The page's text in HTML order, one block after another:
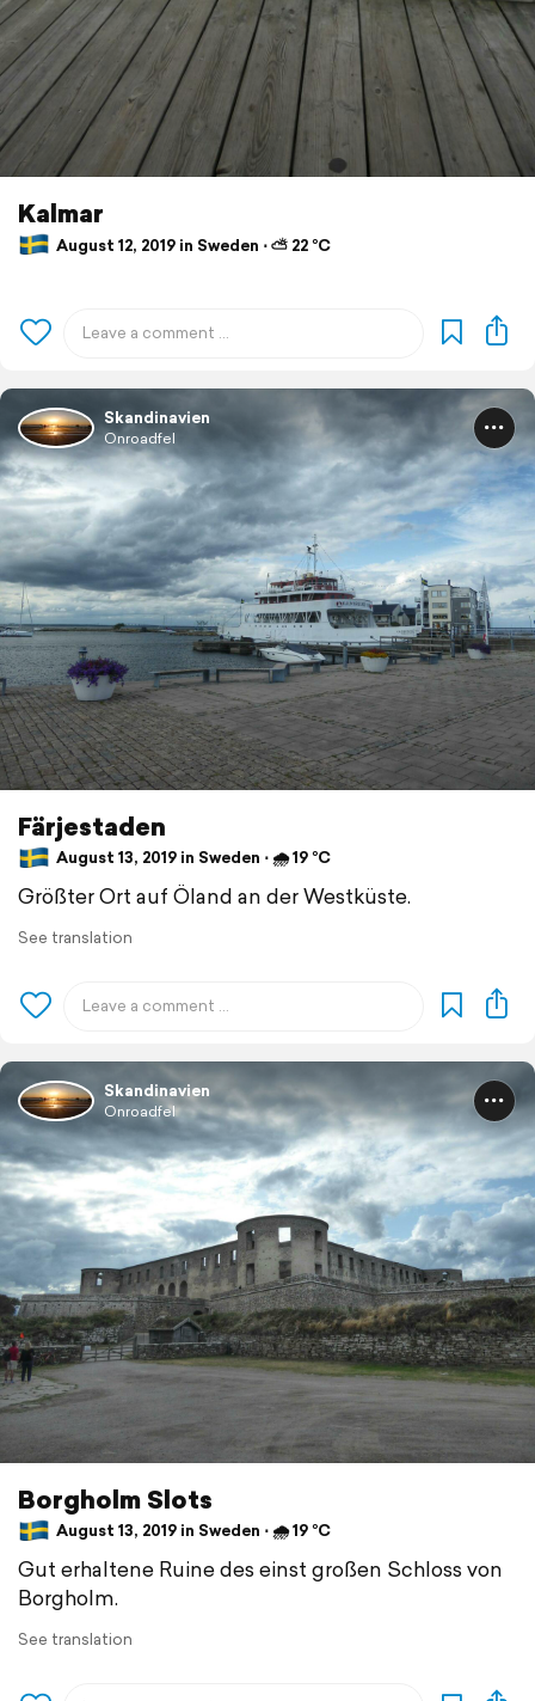
Kalmar
August 12, 2019 in Sweden ⋅ ⛅ 22 °C
Skandinavien
Onroadfel
Färjestaden
August 13, 2019 in Sweden ⋅ 🌧 19 °C
Größter Ort auf Öland an der Westküste.
See translation
Skandinavien
Onroadfel
Borgholm Slots
August 13, 2019 in Sweden ⋅ 🌧 19 °C
Gut erhaltene Ruine des einst großen Schloss von
Borgholm.
See translation